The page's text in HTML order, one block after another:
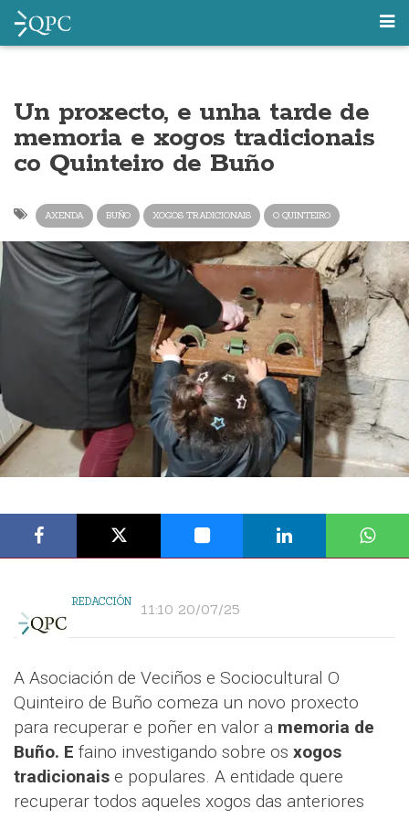
Un proxecto, e unha tarde de
memoria e xogos tradicionais
co Quinteiro de Buño
AXENDA BUÑO XOGOS TRADICIONAIS O QUINTEIRO
REDACCIÓN 11:10 20/07/25
A Asociación de Veciños e Sociocultural O
Quinteiro de Buño comeza un novo proxecto
para recuperar e poñer en valor a memoria de
Buño. E faino investigando sobre os xogos
tradicionais e populares. A entidade quere
recuperar todos aqueles xogos das anteriores